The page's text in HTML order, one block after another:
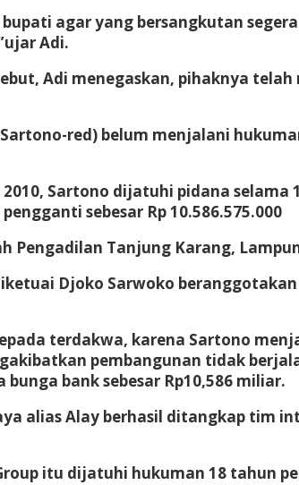
agar yang bersangkutan
Adi.
Adi menegaskan, pihaknya
red) belum menjalani
Sartono dijatuhi pidana selama
sebesar Rp 10.586.575.000
Pengadilan Tanjung Karang,
Djoko Sarwoko
terdakwa, karena Sartono
pembangunan tidak
bank sebesar Rp10,586 miliar.
alias Alay berhasil ditangkap tim
itu dijatuhi hukuman 18 tahun